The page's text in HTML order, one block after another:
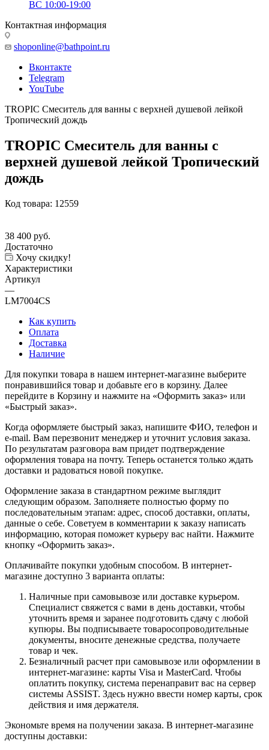
ВС 10:00-19:00
Контактная информация
shoponline@bathpoint.ru
Вконтакте
Telegram
YouTube
TROPIC Смеситель для ванны с верхней душевой лейкой
Тропический дождь
TROPIC Смеситель для ванны с
верхней душевой лейкой Тропический
дождь
Код товара: 12559
38 400 руб.
Достаточно
Хочу скидку!
Характеристики
Артикул
—
LM7004CS
Как купить
Оплата
Доставка
Наличие
Для покупки товара в нашем интернет-магазине выберите
понравившийся товар и добавьте его в корзину. Далее
перейдите в Корзину и нажмите на «Оформить заказ» или
«Быстрый заказ».
Когда оформляете быстрый заказ, напишите ФИО, телефон и
e-mail. Вам перезвонит менеджер и уточнит условия заказа.
По результатам разговора вам придет подтверждение
оформления товара на почту. Теперь останется только ждать
доставки и радоваться новой покупке.
Оформление заказа в стандартном режиме выглядит
следующим образом. Заполняете полностью форму по
последовательным этапам: адрес, способ доставки, оплаты,
данные о себе. Советуем в комментарии к заказу написать
информацию, которая поможет курьеру вас найти. Нажмите
кнопку «Оформить заказ».
Оплачивайте покупки удобным способом. В интернет-
магазине доступно 3 варианта оплаты:
Наличные при самовывозе или доставке курьером.
Специалист свяжется с вами в день доставки, чтобы
уточнить время и заранее подготовить сдачу с любой
купюры. Вы подписываете товаросопроводительные
документы, вносите денежные средства, получаете
товар и чек.
Безналичный расчет при самовывозе или оформлении в
интернет-магазине: карты Visa и MasterCard. Чтобы
оплатить покупку, система перенаправит вас на сервер
системы ASSIST. Здесь нужно ввести номер карты, срок
действия и имя держателя.
Экономьте время на получении заказа. В интернет-магазине
доступны доставки: